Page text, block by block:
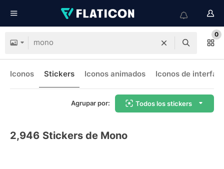
0
Iconos Stickers Iconos animados Iconos de interfaz
Agrupar por: Todos los stickers
2,946 Stickers de Mono